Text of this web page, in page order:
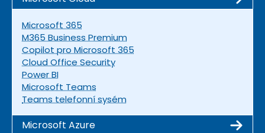
Microsoft 365
M365 Business Premium
Copilot pro Microsoft 365
Cloud Office Security
Power BI
Microsoft Teams
Teams telefonní sysém
Microsoft Azure